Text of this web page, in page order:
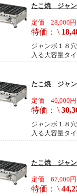
たこ焼 ジャン
定価 28,000円
特価： \
ジャンボ１８
入る大容量タ
たこ焼 ジャン
定価 46,000円
特価： \
ジャンボ１８
入る大容量タ
たこ焼 ジャン
定価 67,000円
特価： \